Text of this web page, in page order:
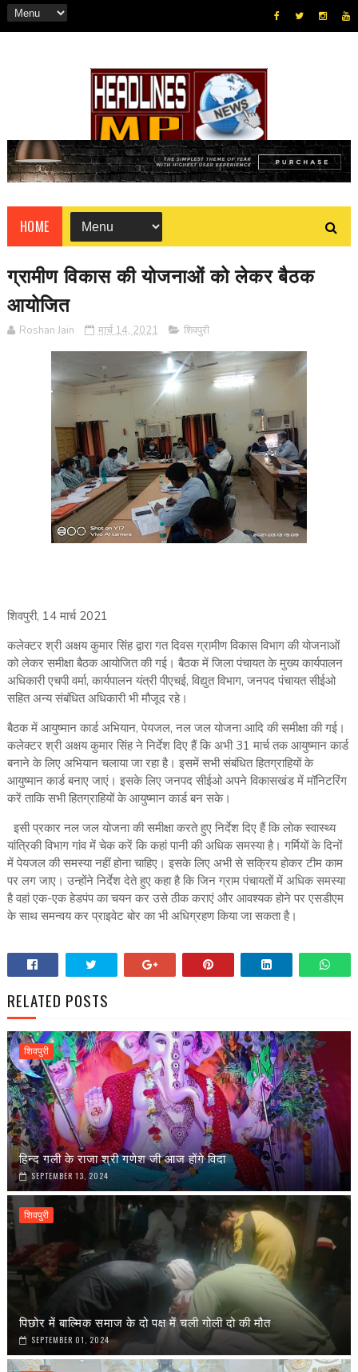
HOME
ग्रामीण विकास की योजनाओं को लेकर बैठक
आयोजित
Roshan Jain मार्च 14, 2021 शिवपुरी
शिवपुरी, 14 मार्च 2021
कलेक्टर श्री अक्षय कुमार सिंह द्वारा गत दिवस ग्रामीण विकास विभाग की योजनाओं
को लेकर समीक्षा बैठक आयोजित की गई। बैठक में जिला पंचायत के मुख्य कार्यपालन
अधिकारी एचपी वर्मा, कार्यपालन यंत्री पीएचई, विद्युत विभाग, जनपद पंचायत सीईओ
सहित अन्य संबंधित अधिकारी भी मौजूद रहे।
बैठक में आयुष्मान कार्ड अभियान, पेयजल, नल जल योजना आदि की समीक्षा की गई।
कलेक्टर श्री अक्षय कुमार सिंह ने निर्देश दिए हैं कि अभी 31 मार्च तक आयुष्मान कार्ड
बनाने के लिए अभियान चलाया जा रहा है। इसमें सभी संबंधित हितग्राहियों के
आयुष्मान कार्ड बनाए जाएं। इसके लिए जनपद सीईओ अपने विकासखंड में मॉनिटरिंग
करें ताकि सभी हितग्राहियों के आयुष्मान कार्ड बन सके।
इसी प्रकार नल जल योजना की समीक्षा करते हुए निर्देश दिए हैं कि लोक स्वास्थ्य
यांत्रिकी विभाग गांव में चेक करें कि कहां पानी की अधिक समस्या है। गर्मियों के दिनों
में पेयजल की समस्या नहीं होना चाहिए। इसके लिए अभी से सक्रिय होकर टीम काम
पर लग जाए। उन्होंने निर्देश देते हुए कहा है कि जिन ग्राम पंचायतों में अधिक समस्या
है वहां एक-एक हेडपंप का चयन कर उसे ठीक कराएं और आवश्यक होने पर एसडीएम
के साथ समन्वय कर प्राइवेट बोर का भी अधिग्रहण किया जा सकता है।
RELATED POSTS
शिवपुरी
हिन्द गली के राजा श्री गणेश जी आज होंगे विदा
SEPTEMBER 13, 2024
शिवपुरी
पिछोर में बाल्मिक समाज के दो पक्ष में चली गोली दो की मौत
SEPTEMBER 01, 2024